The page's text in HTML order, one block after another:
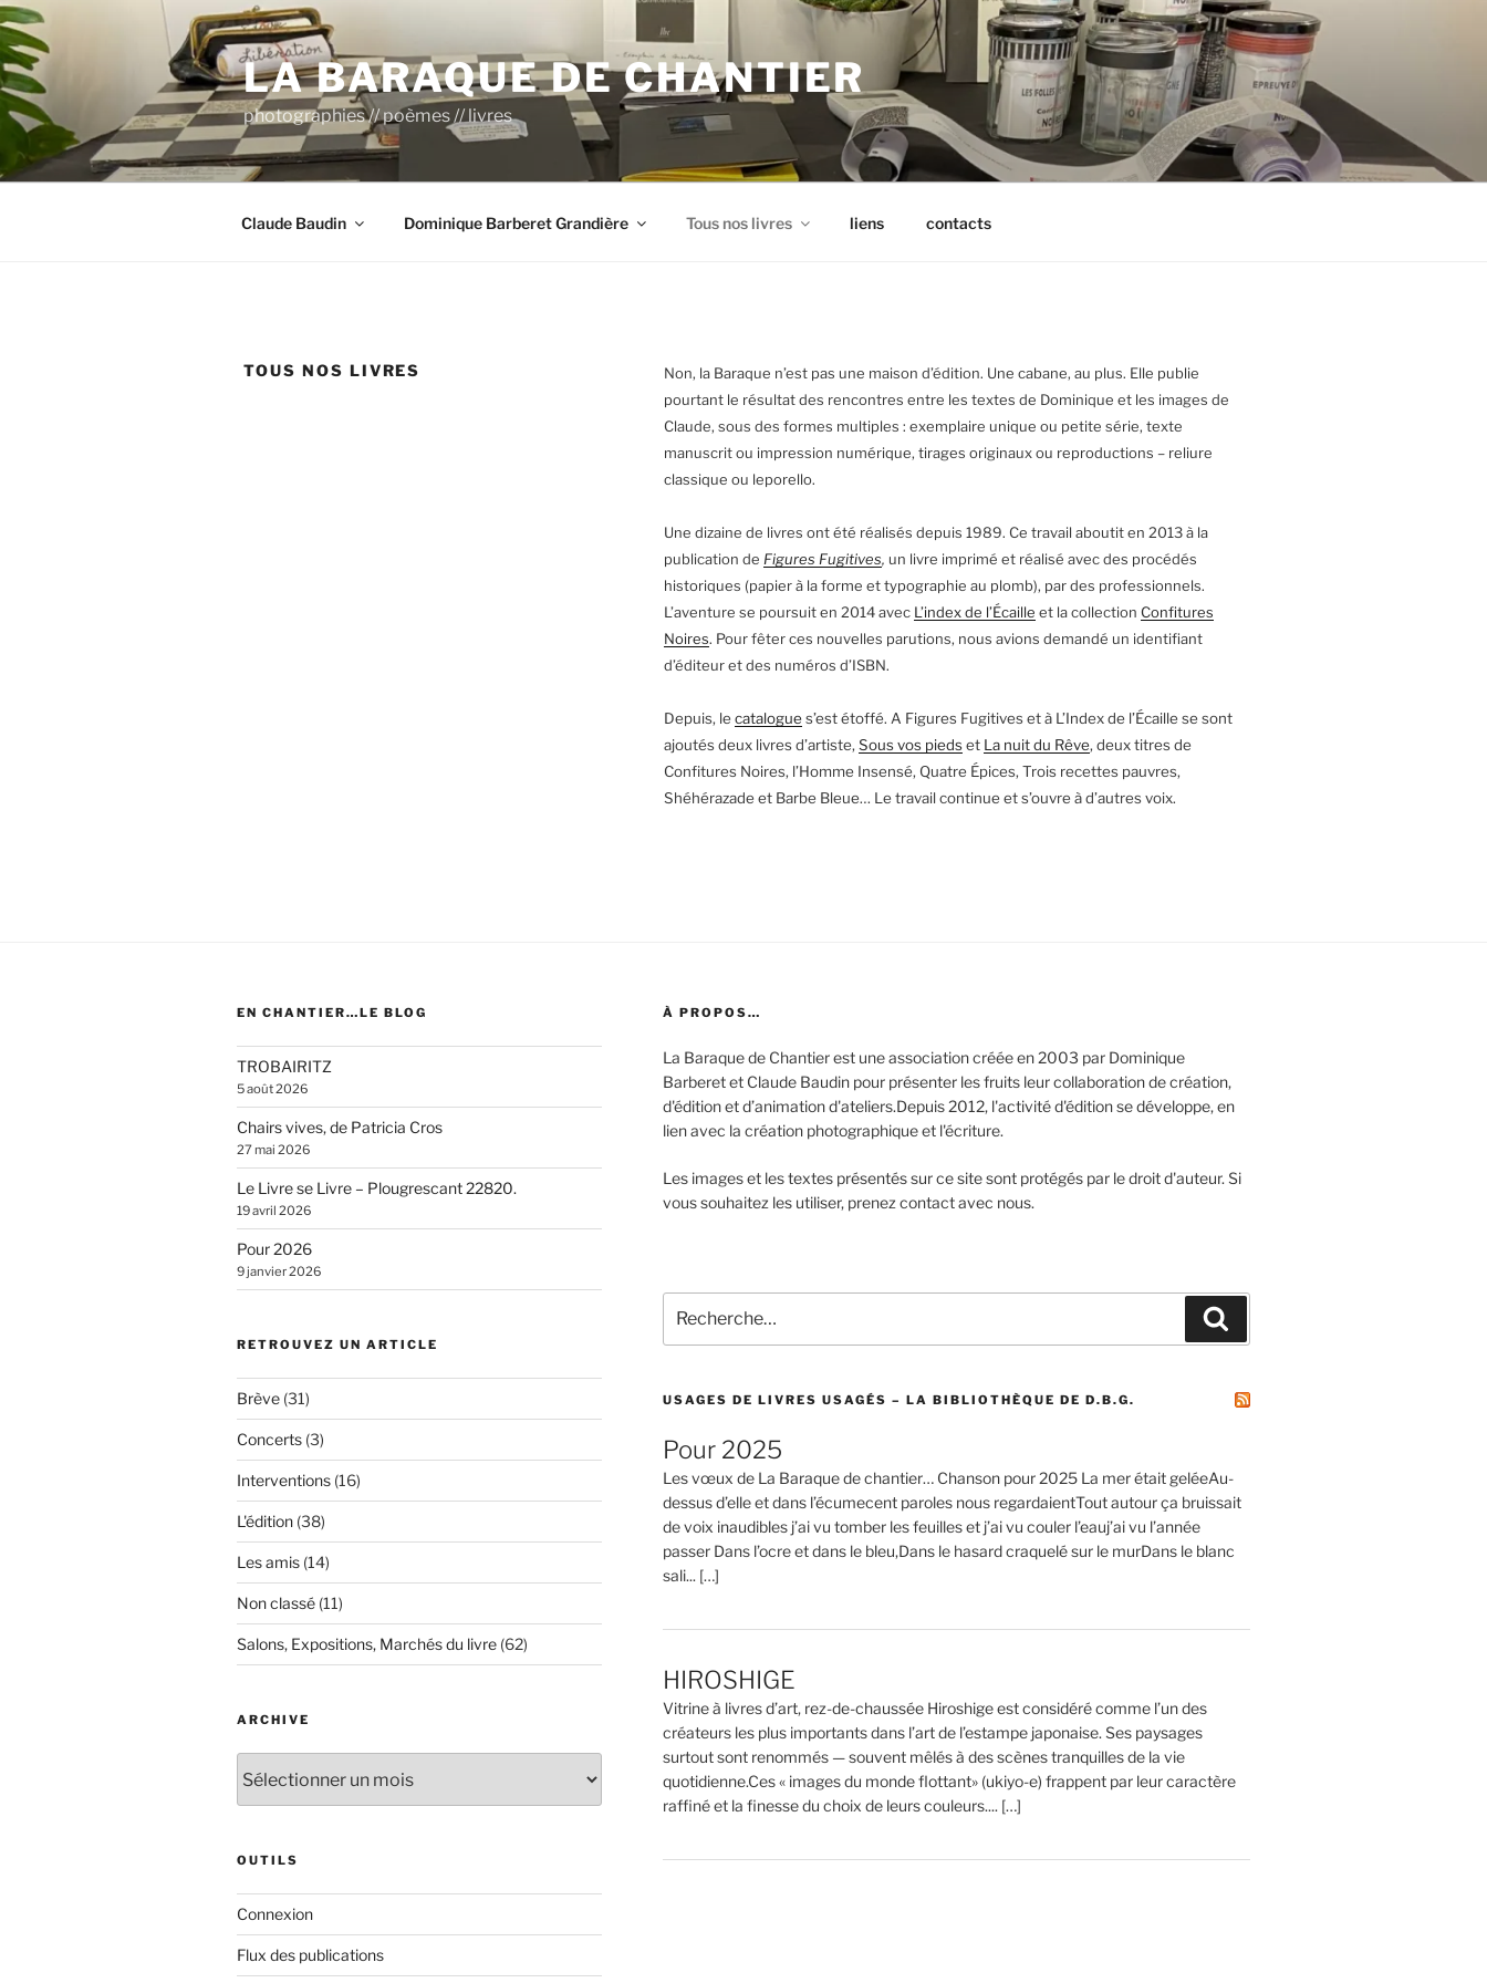
Aller
au
contenu
principal
LA BARAQUE DE CHANTIER
photographies // poèmes // livres
Claude Baudin Dominique Barberet Grandière Tous nos livres liens contacts
TOUS NOS LIVRES
Non, la Baraque n’est pas une maison d’édition. Une cabane, au plus. Elle publie
pourtant le résultat des rencontres entre les textes de Dominique et les images de
Claude, sous des formes multiples : exemplaire unique ou petite série, texte
manuscrit ou impression numérique, tirages originaux ou reproductions – reliure
classique ou leporello.
Une dizaine de livres ont été réalisés depuis 1989. Ce travail aboutit en 2013 à la
publication de Figures Fugitives, un livre imprimé et réalisé avec des procédés
historiques (papier à la forme et typographie au plomb), par des professionnels.
L’aventure se poursuit en 2014 avec L’index de l’Écaille et la collection Confitures
Noires. Pour fêter ces nouvelles parutions, nous avions demandé un identifiant
d’éditeur et des numéros d’ISBN.
Depuis, lecatalogues’est étoffé. A Figures Fugitives et à L’Index de l’Écaille se sont
ajoutés deux livres d’artiste, Sous vos piedset La nuit du Rêve, deux titres de
Confitures Noires, l’Homme Insensé, Quatre Épices, Trois recettes pauvres,
Shéhérazade et Barbe Bleue… Le travail continue et s’ouvre à d’autres voix.
EN CHANTIER…LE BLOG
TROBAIRITZ
5 août 2026
Chairs vives, de Patricia Cros
27 mai 2026
Le Livre se Livre – Plougrescant 22820.
19 avril 2026
Pour 2026
9 janvier 2026
RETROUVEZ UN ARTICLE
Brève (31)
Concerts (3)
Interventions (16)
L'édition (38)
Les amis (14)
Non classé (11)
Salons, Expositions, Marchés du livre (62)
ARCHIVE
OUTILS
Connexion
Flux des publications
À PROPOS…
La Baraque de Chantier est une association créée en 2003 par Dominique
Barberet et Claude Baudin pour présenter les fruits leur collaboration de création,
d'édition et d’animation d'ateliers.Depuis 2012, l'activité d'édition se développe, en
lien avec la création photographique et l'écriture.
Les images et les textes présentés sur ce site sont protégés par le droit d'auteur. Si
vous souhaitez les utiliser, prenez contact avec nous.
pour
:
USAGES DE LIVRES USAGÉS – LA BIBLIOTHÈQUE DE D.B.G.
Pour 2025
Les vœux de La Baraque de chantier… Chanson pour 2025 La mer était geléeAu-
dessus d’elle et dans l’écumecent paroles nous regardaientTout autour ça bruissait
de voix inaudibles j’ai vu tomber les feuilles et j’ai vu couler l’eauj’ai vu l’année
passer Dans l’ocre et dans le bleu,Dans le hasard craquelé sur le murDans le blanc
sali... […]
HIROSHIGE
Vitrine à livres d’art, rez-de-chaussée Hiroshige est considéré comme l’un des
créateurs les plus importants dans l’art de l’estampe japonaise. Ses paysages
surtout sont renommés — souvent mêlés à des scènes tranquilles de la vie
quotidienne.Ces « images du monde flottant» (ukiyo-e) frappent par leur caractère
raffiné et la finesse du choix de leurs couleurs.... […]